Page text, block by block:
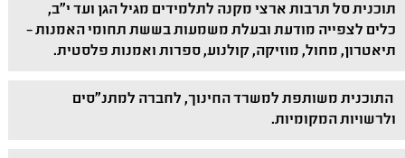
תוכנית סל תרבות ארצי מקנה לתלמידים מגיל הגן ועד י"ב,
כלים לצפייה מודעת ובעלת משמעות בששת תחומי האמנות –
תיאטרון, מחול, מוזיקה, קולנוע, ספרות ואמנות פלסטית.
התוכנית משותפת למשרד החינוך, לחברה למתנ"סים
ולרשויות המקומיות.